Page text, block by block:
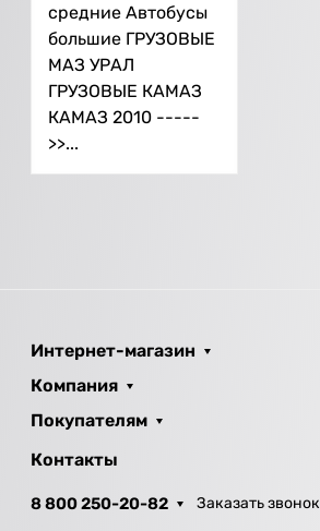
средние Автобусы
большие ГРУЗОВЫЕ
МАЗ УРАЛ
ГРУЗОВЫЕ КАМАЗ
КАМАЗ 2010 -----
>>...
Интернет-магазин
Компания
Покупателям
Контакты
8 800 250-20-82 Заказать звонок